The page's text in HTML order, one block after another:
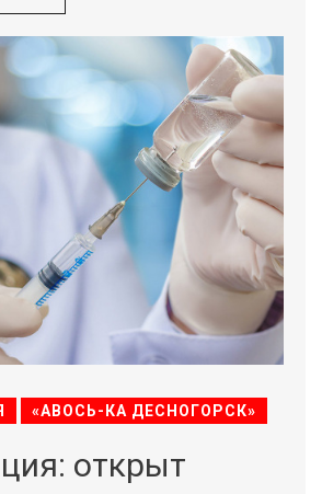
«АВОСЬ-КА ДЕСНОГОРСК»
открыт